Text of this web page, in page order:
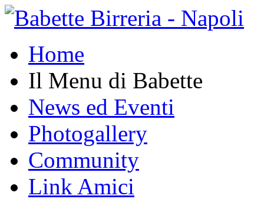
Home
Il Menu di Babette
News ed Eventi
Photogallery
Community
Link Amici